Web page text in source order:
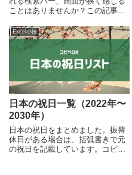
ことはありませんか？この記事で
クで非表示にする簡単な方法を解
説します。作業画面をスッキリさ
せて、もっと効率的にエクセルを
使いこなしましょう。
Excel小技
日本の祝日一覧（2022年〜
2030年）
日本の祝日をまとめました。振替
休日がある場合は、括弧書きで元
の祝日を記載しています。コピー